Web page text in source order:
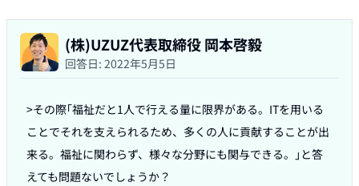
(株)UZUZ代表取締役 岡本啓毅
回答日: 2022年5月5日
>その際｢福祉だと1人で行える量に限界がある。ITを用いる
ことでそれを支えられるため、多くの人に貢献することが出
来る。福祉に関わらず、様々な分野にも関与できる。｣と答
えても問題ないでしょうか？